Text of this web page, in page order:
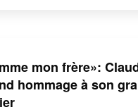
mon frère»:
hommage à son